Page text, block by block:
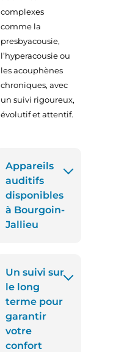
complexes
comme la
presbyacousie,
l’hyperacousie ou
les acouphènes
chroniques, avec
un suivi rigoureux,
évolutif et attentif.
Appareils
auditifs
disponibles
à Bourgoin-
Jallieu
Un suivi sur
le long
terme pour
garantir
votre
confort